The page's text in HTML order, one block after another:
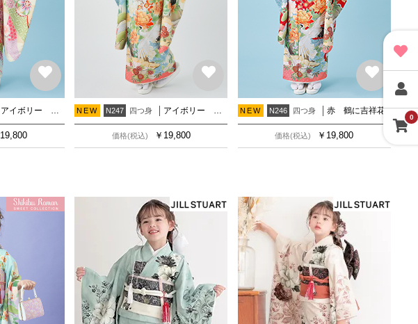
アイボリー 手毬に熨斗
19,800
NEW N247 四つ身 アイボリー 鶴に吉祥花
価格(税込) ￥ 19,800
NEW N246 四つ身 赤 鶴に吉祥花
価格(税込) ￥ 19,800
0